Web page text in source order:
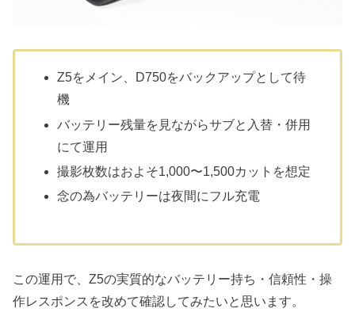
Z5をメイン、D750をバックアップとして待
機
バッテリー残量を見ながらサブと入替・併用
にて運用
撮影枚数はおよそ1,000〜1,500カットを想定
念の為バッテリーは夜間にフル充電
この運用で、Z5の実質的なバッテリー持ち・信頼性・操
作レスポンスを改めて確認してみたいと思います。